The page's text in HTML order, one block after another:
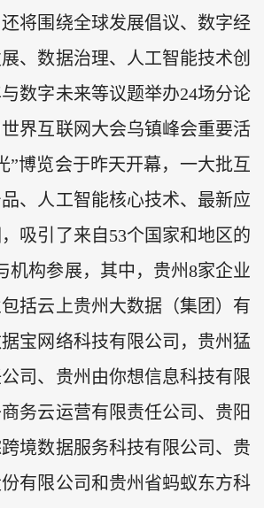
将围绕全球发展倡议、数字经
、数据治理、人工智能技术创
数字未来等议题举办24场分论
界互联网大会乌镇峰会重要活
”博览会于昨天开幕，一大批互
、人工智能核心技术、最新应
吸引了来自53个国家和地区的
机构参展，其中，贵州8家企业
括云上贵州大数据（集团）有
宝网络科技有限公司，贵州猛
司、贵州由你想信息科技有限
务云运营有限责任公司、贵阳
境数据服务科技有限公司、贵
有限公司和贵州省蚂蚁东方科